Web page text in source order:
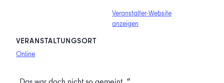
VERANSTALTUNGSORT
Online
Veranstalter-Website
anzeigen